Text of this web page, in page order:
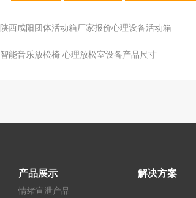
陕西咸阳团体活动箱厂家报价心理设备活动箱
智能音乐放松椅 心理放松室设备产品尺寸
产品展示
情绪宣泄产品
解决方案